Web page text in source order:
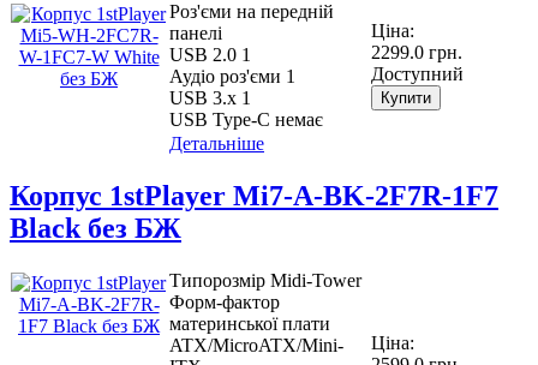
Роз'єми на передній
панелі
USB 2.0 1
Аудіо роз'єми 1
USB 3.х 1
USB Type-C немає
Ціна:
2299.0 грн.
Доступний
Купити
Детальніше
Корпус 1stPlayer Mi7-A-BK-2F7R-1F7
Black без БЖ
Типорозмір Midi-Tower
Форм-фактор
материнської плати
ATX/MicroATX/Mini-
Ціна: